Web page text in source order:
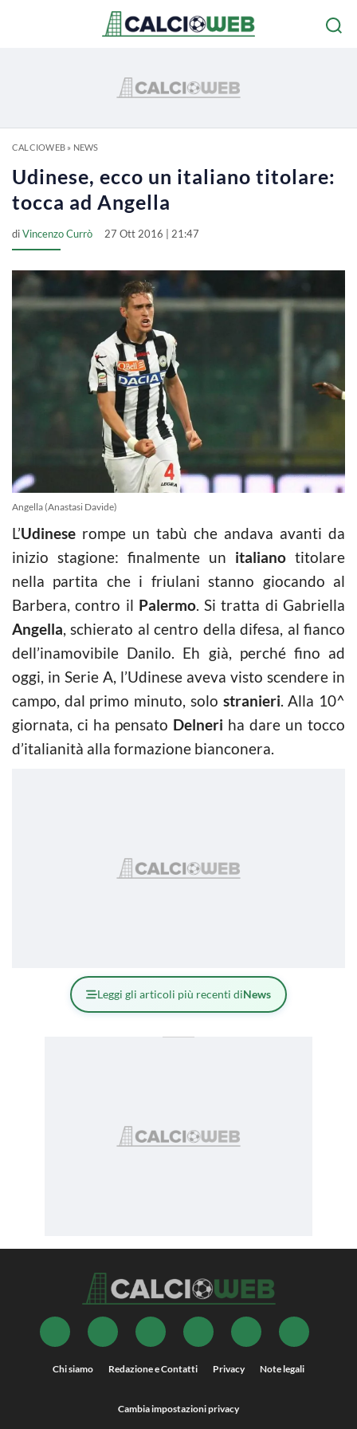
CALCIOWEB» NEWS
Udinese, ecco un italiano titolare:
tocca ad Angella
diVincenzo Currò 27 Ott 2016 | 21:47
Angella (Anastasi Davide)
L’Udinese rompe un tabù che andava avanti da
inizio stagione: finalmente un italiano titolare
nella partita che i friulani stanno giocando al
Barbera, contro il Palermo. Si tratta di Gabriella
Angella, schierato al centro della difesa, al fianco
dell’inamovibile Danilo. Eh già, perché fino ad
oggi, in Serie A, l’Udinese aveva visto scendere in
campo, dal primo minuto, solo stranieri. Alla 10^
giornata, ci ha pensato Delneri ha dare un tocco
d’italianità alla formazione bianconera.
Leggi gli articoli più recenti diNews
Chi siamo Redazione e Contatti Privacy Note legali
Cambia impostazioni privacy